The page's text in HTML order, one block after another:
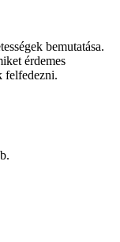
bemutatása.
érdemes
felfedezni.